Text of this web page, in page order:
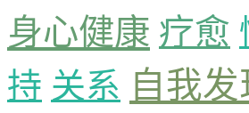
身心健康 疗愈
持 关系 自我发